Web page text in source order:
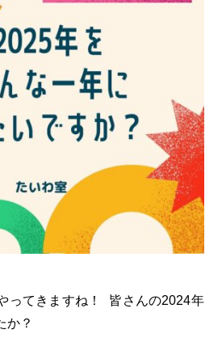
ってきますね！ 皆さんの2024年
か？